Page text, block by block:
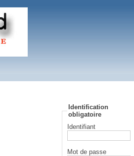
Identification
obligatoire
Identifiant
Mot de passe